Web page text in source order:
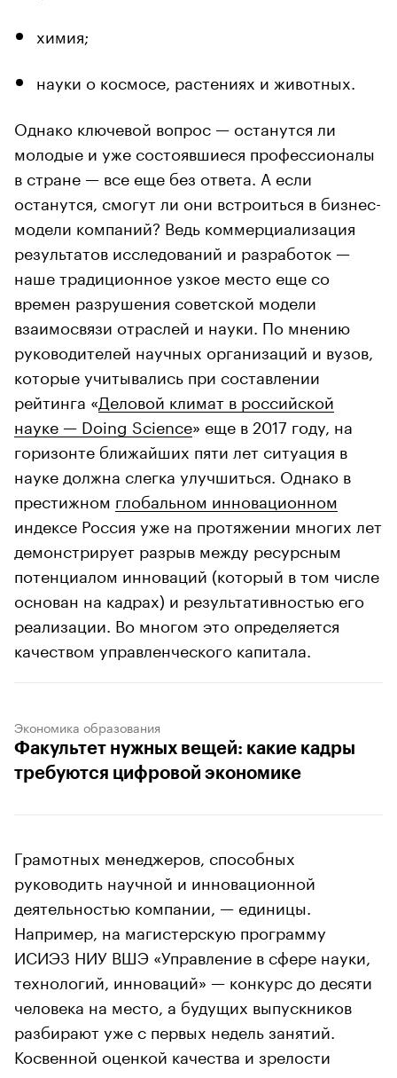
химия;
науки о космосе, растениях и животных.
Однако ключевой вопрос — останутся ли
молодые и уже состоявшиеся профессионалы
в стране — все еще без ответа. А если
останутся, смогут ли они встроиться в бизнес-
модели компаний? Ведь коммерциализация
результатов исследований и разработок —
наше традиционное узкое место еще со
времен разрушения советской модели
взаимосвязи отраслей и науки. По мнению
руководителей научных организаций и вузов,
которые учитывались при составлении
рейтинга «Деловой климат в российской
науке — Doing Science» еще в 2017 году, на
горизонте ближайших пяти лет ситуация в
науке должна слегка улучшиться. Однако в
престижном глобальном инновационном
индексе Россия уже на протяжении многих лет
демонстрирует разрыв между ресурсным
потенциалом инноваций (который в том числе
основан на кадрах) и результативностью его
реализации. Во многом это определяется
качеством управленческого капитала.
Экономика образования
Факультет нужных вещей: какие кадры
требуются цифровой экономике
Грамотных менеджеров, способных
руководить научной и инновационной
деятельностью компании, — единицы.
Например, на магистерскую программу
ИСИЭЗ НИУ ВШЭ «Управление в сфере науки,
технологий, инноваций» — конкурс до десяти
человека на место, а будущих выпускников
разбирают уже с первых недель занятий.
Косвенной оценкой качества и зрелости